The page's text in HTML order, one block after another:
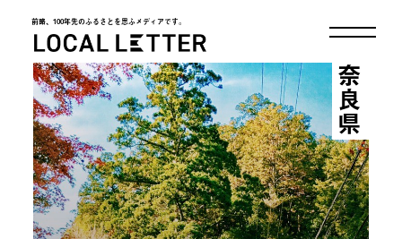
前略、100年先のふるさとを思ふメディアです。
LOCAL LETTER
奈良県